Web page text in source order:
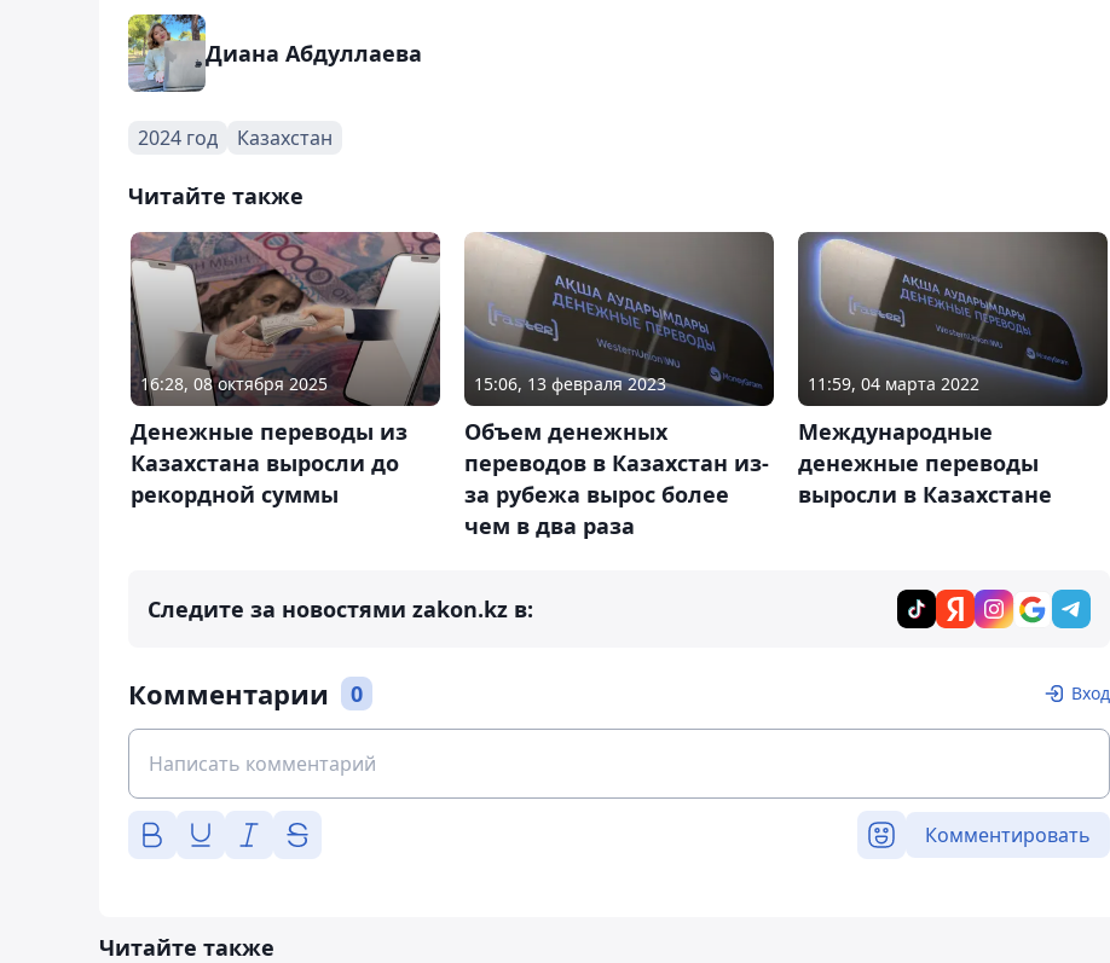
Диана Абдуллаева
2024 год Казахстан
Читайте также
16:28, 08 октября 2025
Денежные переводы из
Казахстана выросли до
рекордной суммы
15:06, 13 февраля 2023
Объем денежных
переводов в Казахстан из-
за рубежа вырос более
чем в два раза
11:59, 04 марта 2022
Международные
денежные переводы
выросли в Казахстане
Следите за новостями zakon.kz в:
Комментарии 0 Вход
Комментировать
Читайте также